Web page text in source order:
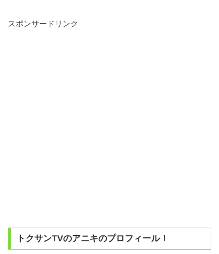
スポンサードリンク
トクサンTVのアニキのプロフィール！